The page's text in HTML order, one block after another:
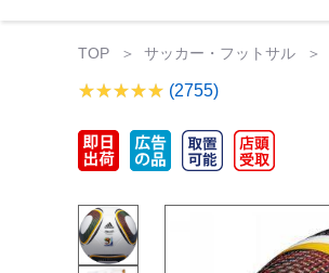
TOP サッカー・フットサル
(2755)